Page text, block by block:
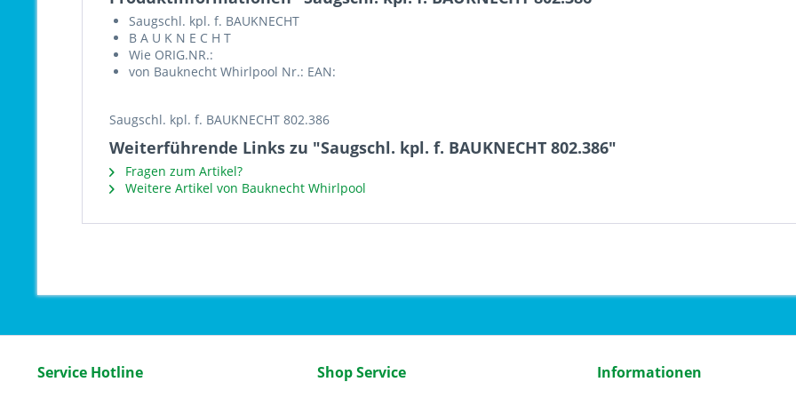
Saugschl. kpl. f. BAUKNECHT
B A U K N E C H T
Wie ORIG.NR.:
von Bauknecht Whirlpool Nr.: EAN:
Saugschl. kpl. f. BAUKNECHT 802.386
Weiterführende Links zu "Saugschl. kpl. f. BAUKNECHT 802.386"
Fragen zum Artikel?
Weitere Artikel von Bauknecht Whirlpool
Service Hotline Shop Service Informationen